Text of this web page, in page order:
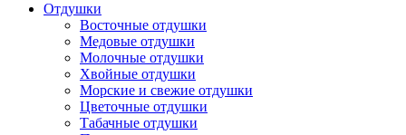
Отдушки
Восточные отдушки
Медовые отдушки
Молочные отдушки
Хвойные отдушки
Морские и свежие отдушки
Цветочные отдушки
Табачные отдушки